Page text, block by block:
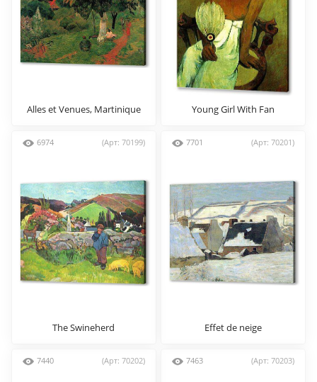
Alles et Venues, Martinique Young Girl With Fan
6974 (Арт: 70199)
The Swineherd
7701 (Арт: 70201)
Effet de neige
7440 (Арт: 70202) 7463 (Арт: 70203)